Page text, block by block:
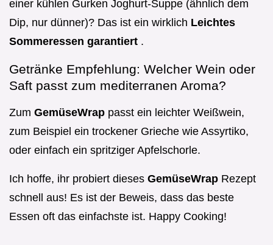
einer kühlen Gurken Joghurt-Suppe (ähnlich dem
Dip, nur dünner)? Das ist ein wirklich Leichtes
Sommeressen garantiert .
Getränke Empfehlung: Welcher Wein oder
Saft passt zum mediterranen Aroma?
Zum GemüseWrap passt ein leichter Weißwein,
zum Beispiel ein trockener Grieche wie Assyrtiko,
oder einfach ein spritziger Apfelschorle.
Ich hoffe, ihr probiert dieses GemüseWrap Rezept
schnell aus! Es ist der Beweis, dass das beste
Essen oft das einfachste ist. Happy Cooking!